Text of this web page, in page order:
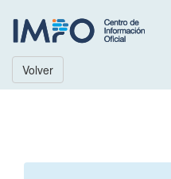
Volver